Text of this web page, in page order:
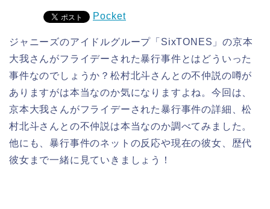
Pocket
ジャニーズのアイドルグループ「SixTONES」の京本
大我さんがフライデーされた暴行事件とはどういった
事件なのでしょうか？松村北斗さんとの不仲説の噂が
ありますがは本当なのか気になりますよね。今回は、
京本大我さんがフライデーされた暴行事件の詳細、松
村北斗さんとの不仲説は本当なのか調べてみました。
他にも、暴行事件のネットの反応や現在の彼女、歴代
彼女まで一緒に見ていきましょう！